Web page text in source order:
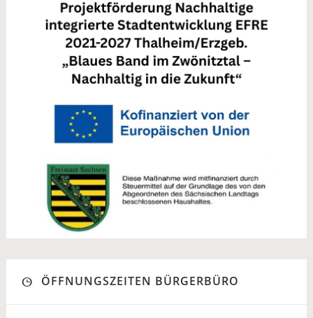
ÖFFNUNGSZEITEN BÜRGERBÜRO